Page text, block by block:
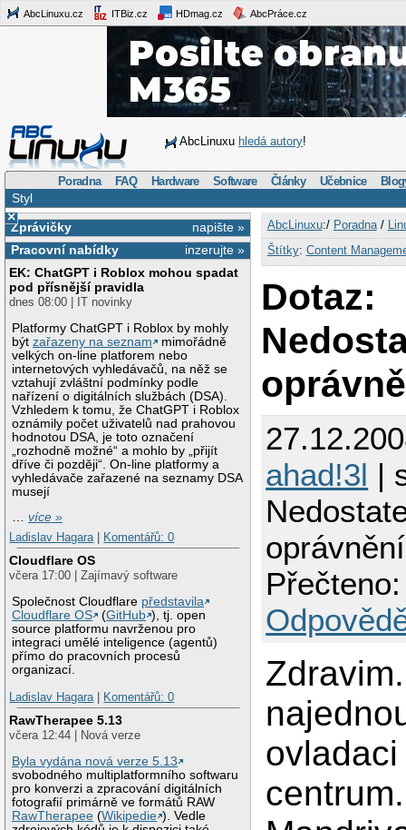
AbcLinuxu.cz ITBiz.cz HDmag.cz AbcPráce.cz
AbcLinuxu hledá autory!
Poradna FAQ Hardware Software Články Učebnice
Styl
×
napište »
Zprávičky
inzerujte »
Pracovní nabídky
EK: ChatGPT i Roblox mohou spadat
pod přísnější pravidla
dnes 08:00 | IT novinky
Platformy ChatGPT i Roblox by mohly
býtzařazeny na seznam
mimořádně
velkých on-line platforem nebo
internetových vyhledávačů, na něž se
vztahují zvláštní podmínky podle
nařízení o digitálních službách (DSA).
Vzhledem k tomu, že ChatGPT i Roblox
oznámily počet uživatelů nad prahovou
hodnotou DSA, je toto označení
„rozhodně možné“ a mohlo by „přijít
dříve či později“. On-line platformy a
vyhledávače zařazené na seznamy DSA
musejí
…více »
Ladislav Hagara
Komentářů: 0
Cloudflare OS
včera 17:00 | Zajímavý software
Společnost Cloudflare představila
Cloudflare OS
(GitHub ), tj. open
source platformu navrženou pro
integraci umělé inteligence (agentů)
přímo do pracovních procesů
organizací.
Ladislav Hagara
Komentářů: 0
RawTherapee 5.13
včera 12:44 | Nová verze
Byla vydána nová verze 5.13
svobodného multiplatformního softwaru
pro konverzi a zpracování digitálních
fotografií primárně ve formátů RAW
RawTherapee (Wikipedie ). Vedle
AbcLinuxu:/ Poradna/
Štítky: Content
Dotaz:
ahad!3l |
ovladaci